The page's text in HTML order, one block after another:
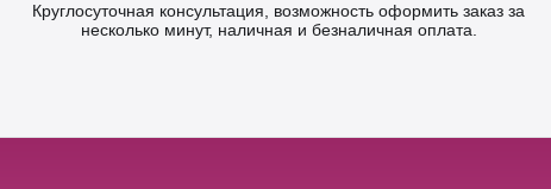
Круглосуточная консультация, возможность оформить заказ за
несколько минут, наличная и безналичная оплата.